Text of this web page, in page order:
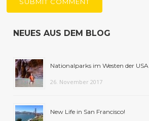
NEUES AUS DEM BLOG
Nationalparks im Westen der USA
26. November 2017
New Life in San Francisco!